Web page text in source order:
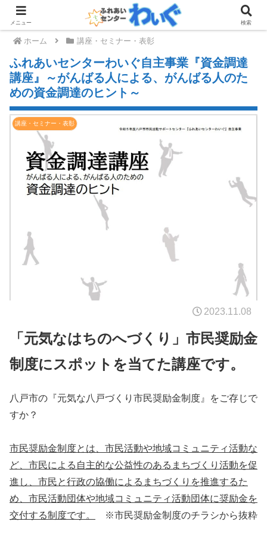
ホーム 講座・セミナー・表彰
ふれあいセンターわいぐ自主事業『資金調達
講座』～がんばる人による、がんばる人のた
めの資金調達のヒント～
講座・セミナー・表彰
2023.11.08
「元気なはちのへづくり」市民奨励金
制度にスポットを当てた講座です。
八戸市の『元気な八戸づくり市民奨励金制度』をご存じで
すか？
市民奨励金制度とは、市民活動や地域コミュニティ活動な
ど、市民による自主的な公益性のあるまちづくり活動を促
進し、市民と行政の協働によるまちづくりを推進するた
め、市民活動団体や地域コミュニティ活動団体に奨励金を
交付する制度です。
※市民奨励金制度のチラシから抜粋
メニュー 検索